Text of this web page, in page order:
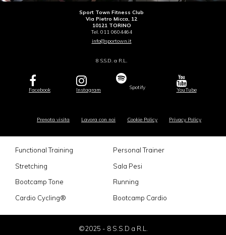
Sport Town Fitness Club
Via Pietro Micca, 12
10121 TORINO
Tel. 011 0604464
info@sportown.it
8 S.S.D. a R.L.
Facebook Instagram Spotify YouTube
Prenota visita Lavora con noi Cookie Policy Privacy Policy
Functional Training
Personal Trainer
Stretching
Sala Pesi
Bootcamp Tone
Running
Cardio Cycling®
Bootcamp Cardio
©2025 - 8 S.S.D a R.L.